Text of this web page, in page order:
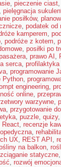
, pieczenie ciast,
pielęgnacja
posiłków,
, podatek od
kamperem,
, podróże z kotem,
, posiłki po
, prawo AI ,
serca, profilaktyka
, programowanie
Python,
engineering,
online,
warzywne,
, przygotowanie
, puzzle, quizy,
React, recenzje
,
UX, REST API ,
na balkon,
statyczne,
, rozwój